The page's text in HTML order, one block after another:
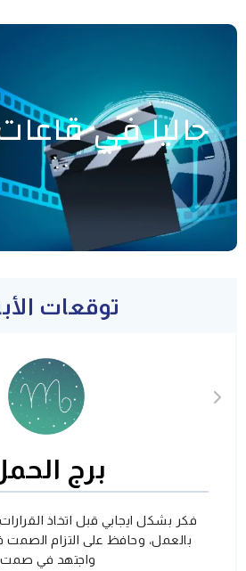
حاليا في
توقعات
برج
فكر بشكل ايجابي قبل اتخاذ
بالعمل، وحافظ على التزام الصمت
واجتهد في صمت.